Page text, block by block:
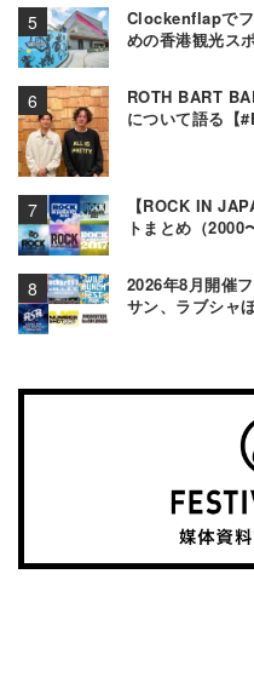
Clockenflapで
めの香港観光ス
ROTH BART
について語る【
【ROCK IN
トまとめ（2000
2026年8月開催
サン、ラブシャ